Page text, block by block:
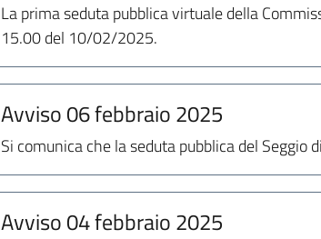
La prima seduta pubblica virtuale della
15.00 del 10/02/2025.
Avviso06 febbraio 2025
Si comunica che la seduta pubblica del
Avviso04 febbraio 2025